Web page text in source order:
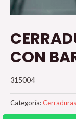
CON
315004
Categoría: